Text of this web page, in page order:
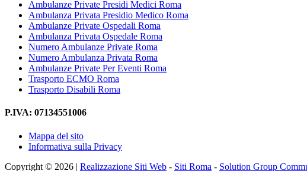
Ambulanze Private Presidi Medici Roma
Ambulanza Privata Presidio Medico Roma
Ambulanze Private Ospedali Roma
Ambulanza Privata Ospedale Roma
Numero Ambulanze Private Roma
Numero Ambulanza Privata Roma
Ambulanze Private Per Eventi Roma
Trasporto ECMO Roma
Trasporto Disabili Roma
P.IVA: 07134551006
Mappa del sito
Informativa sulla Privacy
Copyright © 2026 | Realizzazione Siti Web - Siti Roma - Solution Group